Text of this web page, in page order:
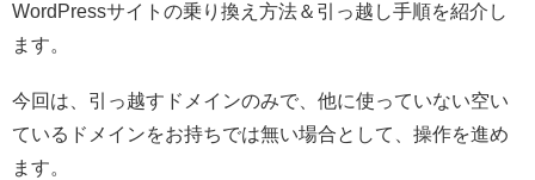
WordPressサイトの乗り換え方法＆引っ越し手順を紹介し
ます。
今回は、引っ越すドメインのみで、他に使っていない空い
ているドメインをお持ちでは無い場合として、操作を進め
ます。